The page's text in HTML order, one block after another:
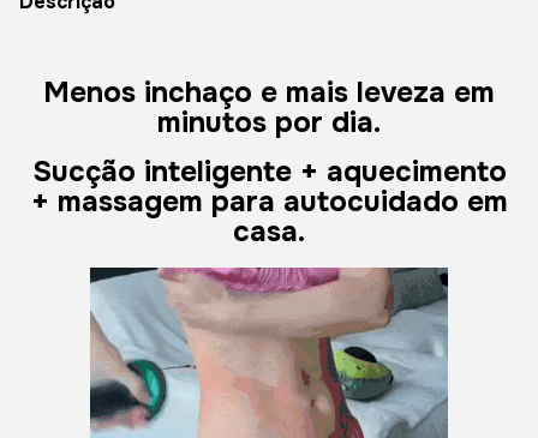
Menos inchaço e mais leveza em
minutos por dia.
Sucção inteligente + aquecimento
+ massagem para autocuidado em
casa.